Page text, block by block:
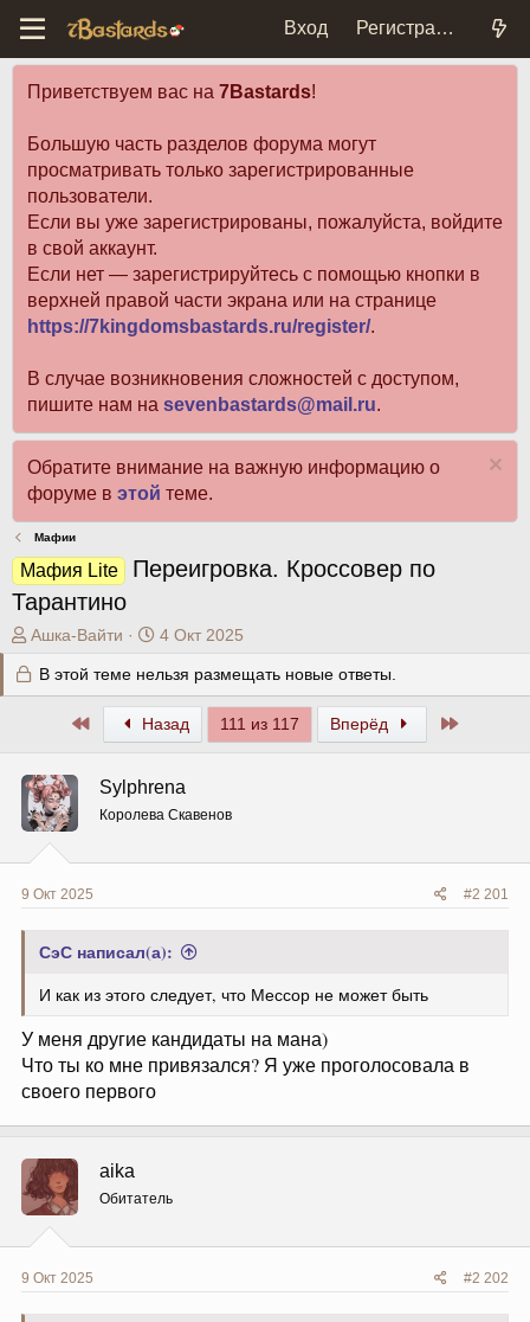
Вход Регистрация
Приветствуем вас на 7Bastards!
Большую часть разделов форума могут
просматривать только зарегистрированные
пользователи.
Если вы уже зарегистрированы, пожалуйста, войдите
в свой аккаунт.
Если нет — зарегистрируйтесь с помощью кнопки в
верхней правой части экрана или на странице
https://7kingdomsbastards.ru/register/.
В случае возникновения сложностей с доступом,
пишите нам на sevenbastards@mail.ru.
Обратите внимание на важную информацию о
форуме в этой теме.
Мафии
Мафия Lite
Переигровка. Кроссовер по
Тарантино
А
т
о
м
ы
Ашка-Вайти
Д
т
а
н
а
а
л
4 Окт 2025
В этой теме нельзя размещать новые ответы.
ПервыйНазад 111 из 117 Вперёд
Sylphrena
Королева Скавенов
9 Окт 2025 #2 201
СэС написал(а):
И как из этого следует, что Мессор не может быть
У меня другие кандидаты на мана)
Что ты ко мне привязался? Я уже проголосовала в
своего первого
aika
Обитатель
9 Окт 2025 #2 202